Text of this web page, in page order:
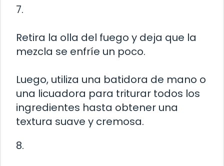
7.
Retira la olla del fuego y deja que la
mezcla se enfríe un poco.
Luego, utiliza una batidora de mano o
una licuadora para triturar todos los
ingredientes hasta obtener una
textura suave y cremosa.
8.